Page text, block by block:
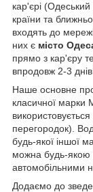
кар'єрі (Одеський
країни та
входять до
них є місто
прямо з кар'єру
впродовж 2-3
Наше основне
класичної марки
перегородок).
будь-якої іншої
можна будь-
автомобільними
Додаємо до